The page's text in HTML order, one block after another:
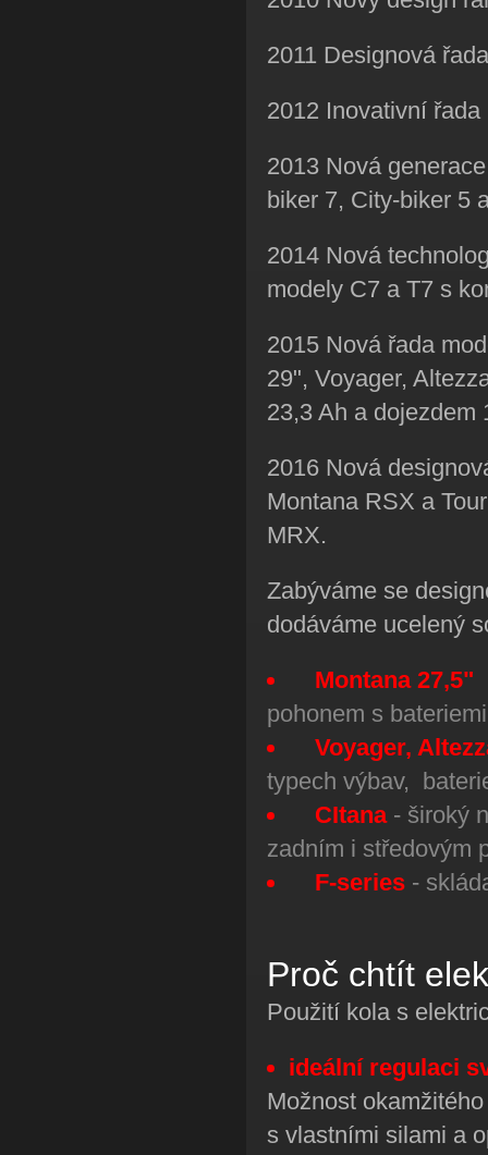
2011 Designová
2012 Inovativní
2013 Nová
biker 7, City-biker 5
2014 Nová
modely C7 a T7 s
2015 Nová řada
29", Voyager,
23,3 Ah a dojezdem
2016 Nová
Montana RSX a
MRX.
Zabýváme se
dodáváme ucelený
Montana
pohonem s
Voyager,
typech výbav,
CItana - široký
zadním i středovým
F-series -
Proč chtít
Použití kola s
ideální regulaci
Možnost
s vlastními silami a